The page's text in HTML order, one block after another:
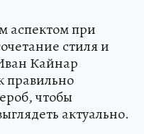
аспектом при
стиля и
Кайнар
правильно
чтобы
актуально.